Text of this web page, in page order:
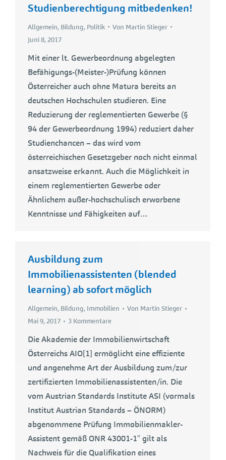
Studienberechtigung mitbedenken!
Allgemein, Bildung, Politik Von Martin Stieger
Juni 8, 2017
Mit einer lt. Gewerbeordnung abgelegten
Befähigungs-(Meister-)Prüfung können
Österreicher auch ohne Matura bereits an
deutschen Hochschulen studieren. Eine
Reduzierung der reglementierten Gewerbe (§
94 der Gewerbeordnung 1994) reduziert daher
Studienchancen – das wird vom
österreichischen Gesetzgeber noch nicht einmal
ansatzweise erkannt. Auch die Möglichkeit in
einem reglementierten Gewerbe oder
Ähnlichem außer-hochschulisch erworbene
Kenntnisse und Fähigkeiten auf…
Ausbildung zum
Immobilienassistenten (blended
learning) ab sofort möglich
Allgemein, Bildung, Immobilien Von Martin Stieger
Mai 9, 2017
3 Kommentare
Die Akademie der Immobilienwirtschaft
Österreichs AIO[1] ermöglicht eine effiziente
und angenehme Art der Ausbildung zum/zur
zertifizierten Immobilienassistenten/in. Die
vom Austrian Standards Institute ASI (vormals
Institut Austrian Standards – ÖNORM)
abgenommene Prüfung Immobilienmakler-
Assistent gemäß ONR 43001-1″ gilt als
Nachweis für die Qualifikation eines